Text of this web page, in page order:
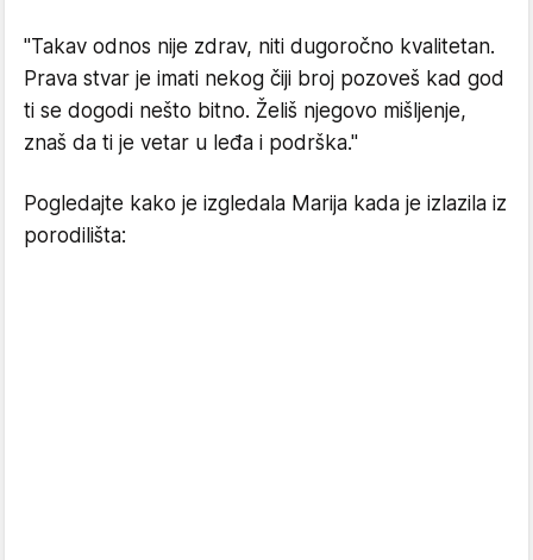
"Takav odnos nije zdrav, niti dugoročno kvalitetan.
Prava stvar je imati nekog čiji broj pozoveš kad god
ti se dogodi nešto bitno. Želiš njegovo mišljenje,
znaš da ti je vetar u leđa i podrška."
Pogledajte kako je izgledala Marija kada je izlazila iz
porodilišta: